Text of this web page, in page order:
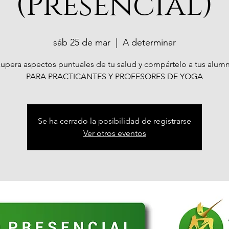
sáb 25 de mar
  |
A determinar
aspectos puntuales de tu salud y compártelo a tus
PARA PRACTICANTES Y PROFESORES DE YOGA
Se ha cerrado la posibilidad de registrarse
Ver otros eventos